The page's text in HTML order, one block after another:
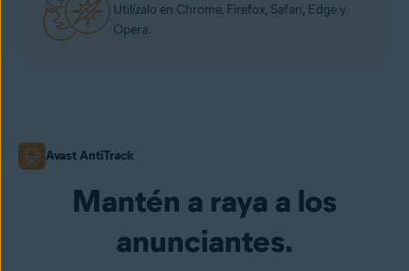
Utilízalo en Chrome, Firefox, Safari, Edge y
Opera.
Avast AntiTrack
Mantén a raya a los
anunciantes.